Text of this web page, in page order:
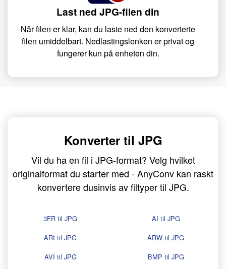
Last ned JPG-filen din
Når filen er klar, kan du laste ned den konverterte
filen umiddelbart. Nedlastingslenken er privat og
fungerer kun på enheten din.
Konverter til JPG
Vil du ha en fil i JPG-format? Velg hvilket
originalformat du starter med - AnyConv kan raskt
konvertere dusinvis av filtyper til JPG.
3FR til JPG
AI til JPG
ARI til JPG
ARW til JPG
AVI til JPG
BMP til JPG